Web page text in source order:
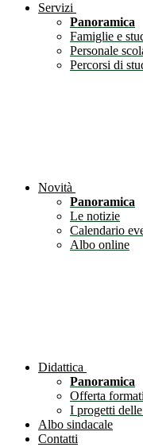
Servizi
Panoramica
Famiglie e
Personale
Percorsi di
Novità
Panoramica
Le notizie
Calendario
Albo online
Didattica
Panoramica
Offerta
I progetti
Albo sindacale
Contatti